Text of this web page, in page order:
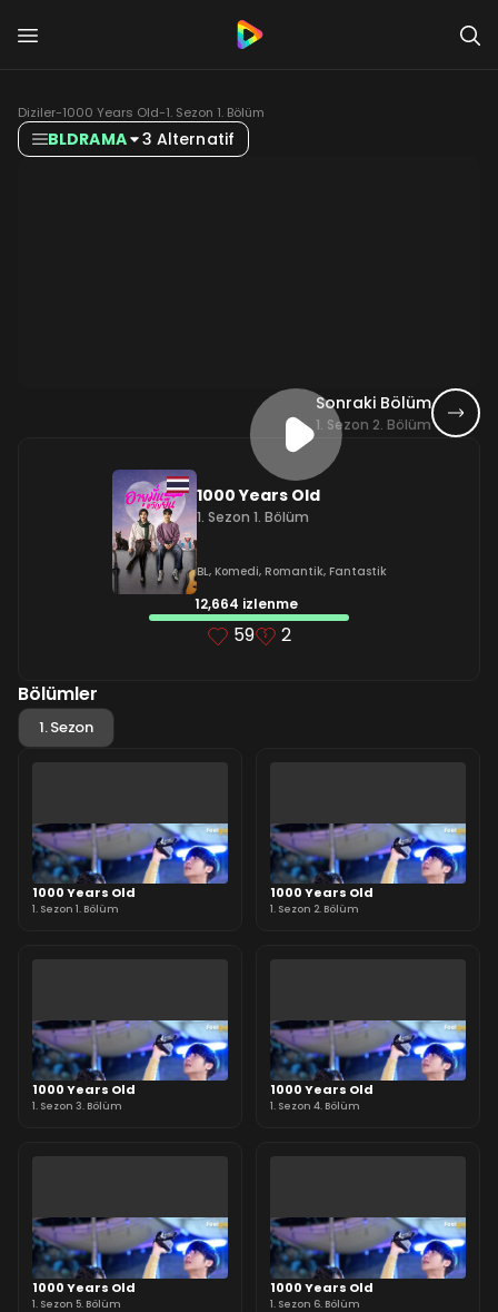
Diziler-1000 Years Old-1. Sezon 1. Bölüm
BLDRAMA 3 Alternatif
Sonraki Bölüm
1. Sezon 2. Bölüm
1000 Years Old
1. Sezon 1. Bölüm
BL, Komedi, Romantik, Fantastik
12,664 izlenme
59 2
Bölümler
1. Sezon
1000 Years Old
1. Sezon 1. Bölüm
1000 Years Old
1. Sezon 2. Bölüm
1000 Years Old
1. Sezon 3. Bölüm
1000 Years Old
1. Sezon 4. Bölüm
1000 Years Old
1. Sezon 5. Bölüm
1000 Years Old
1. Sezon 6. Bölüm